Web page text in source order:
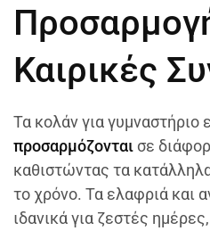
Καιρικές
Τα κολάν για γυμναστήριο
προσαρμόζονται σε
καθιστώντας τα
το χρόνο. Τα ελαφριά και
ιδανικά για ζεστές